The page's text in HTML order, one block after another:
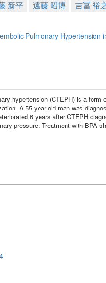
新平 遠藤 昭博 吉冨 裕
Pulmonary Hypertension
hypertension (CTEPH) is a
A 55-year-old man was
6 years after CTEPH
pressure. Treatment with BPA